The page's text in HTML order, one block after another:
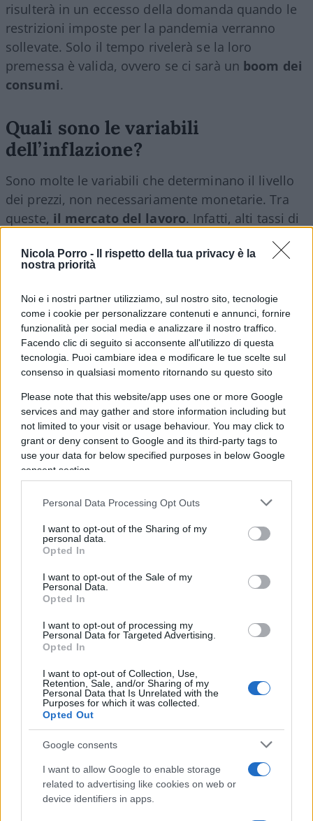
Nicola Porro -
Il rispetto della tua privacy è la
nostra priorità
Noi e i nostri partner utilizziamo, sul nostro sito, tecnologie
come i cookie per personalizzare contenuti e annunci, fornire
funzionalità per social media e analizzare il nostro traffico.
Facendo clic di seguito si acconsente all'utilizzo di questa
tecnologia. Puoi cambiare idea e modificare le tue scelte sul
consenso in qualsiasi momento ritornando su questo sito
Please note that this website/app uses one or more Google
services and may gather and store information including but
not limited to your visit or usage behaviour. You may click to
grant or deny consent to Google and its third-party tags to
use your data for below specified purposes in below Google
consent section.
Personal Data Processing Opt Outs
I want to opt-out of the Sharing of my
personal data.
Opted In
I want to opt-out of the Sale of my
Personal Data.
Opted In
I want to opt-out of processing my
Personal Data for Targeted Advertising.
Opted In
I want to opt-out of Collection, Use,
Retention, Sale, and/or Sharing of my
Personal Data that Is Unrelated with the
Purposes for which it was collected.
Opted Out
Google consents
I want to allow Google to enable storage
related to advertising like cookies on web or
device identifiers in apps.
risulterà in un eccesso della domanda quando le
restrizioni imposte per la pandemia verranno
sollevate. Solo il tempo rivelerà se la loro
premessa è valida, ovvero se ci sarà un boom dei
consumi.
Quali sono le variabili
dell’inflazione?
Sono molte le variabili che determinano il livello
dei prezzi, non necessariamente monetarie. Tra
queste, il mercato del lavoro. Infatti, alti tassi di
occupazione portano a incrementi nei salari dei
lavoratori, che implicano costi più alti per le
aziende, le quali rispondono alzando i prezzi.
Ciononostante, gli anni successivi alla crisi
finanziaria del 2008 non hanno rivelato una forte
correlazione neanche tra l’inflazione ed il tasso di
occupazione, come evidente dal prossimo grafico.
Ci sono diverse spiegazioni plausibili per la bassa
reattività dell’inflazione di fronte a cambiamenti di
condizioni monetarie e nel mercato del lavoro.
Quali potrebbero essere le
spiegazioni per una bassa
reattività dell’inflazione?
In primis, la si può attribuire alla
in quanto oggi le aziende, in particolare le grandi,
hanno accesso a un mercato del lavoro che non è
limitato ad un singolo paese, il che risulta in un
minore potere contrattuale dei lavoratori e quindi
in salari più stabili. La magnitudine dell’effetto
dipende chiaramente dal settore. In questo senso,
la recente crescita delle problematicità dei